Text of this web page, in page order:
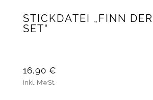
STICKDATEI „FINN
SET“
16,90 €
inkl. MwSt.